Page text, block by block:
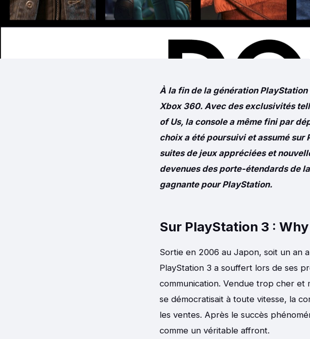
À la fin de la génération
Xbox 360. Avec des exclusivités
of Us, la console a même fini par
choix a été poursuivi et assumé sur
suites de jeux appréciées et
devenues des porte-étendards de
gagnante pour PlayStation.
Sur PlayStation 3 :
Sortie en 2006 au Japon, soit un an
PlayStation 3 a souffert lors de ses
communication. Vendue trop cher et
se démocratisait à toute vitesse, la
les ventes. Après le succès
comme un véritable affront.